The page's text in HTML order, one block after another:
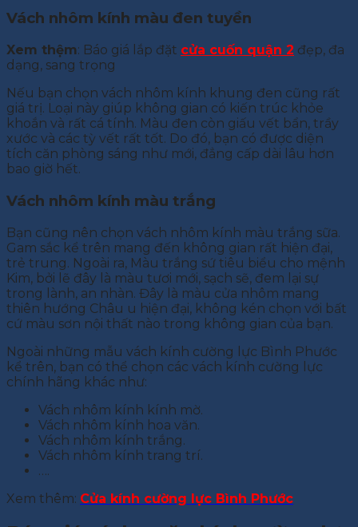
Vách nhôm kính màu đen tuyền
Xem thệm: Báo giá lắp đặt cửa cuốn quận 2 đẹp, đa
dạng, sang trọng
Nếu bạn chọn vách nhôm kính khung đen cũng rất
giá trị. Loại này giúp không gian có kiến trúc khỏe
khoắn và rất cá tính. Màu đen còn giấu vết bẩn, trầy
xước và các tỳ vết rất tốt. Do đó, bạn có được diện
tích căn phòng sáng như mới, đẳng cấp dài lâu hơn
bao giờ hết.
Vách nhôm kính màu trắng
Bạn cũng nên chọn vách nhôm kính màu trắng sữa.
Gam sắc kể trên mang đến không gian rất hiện đại,
trẻ trung. Ngoài ra, Màu trắng sứ tiêu biểu cho mệnh
Kim, bởi lẽ đây là màu tươi mới, sạch sẽ, đem lại sự
trong lành, an nhàn. Đây là màu cửa nhôm mang
thiên hướng Châu u hiện đại, không kén chọn với bất
cứ màu sơn nội thất nào trong không gian của bạn.
Ngoài những mẫu vách kính cường lực Bình Phước
kể trên, bạn có thể chọn các vách kính cường lực
chính hãng khác như:
Vách nhôm kính kính mờ.
Vách nhôm kính hoa văn.
Vách nhôm kính trắng.
Vách nhôm kính trang trí.
….
Xem thêm: Cửa kính cường lực Bình Phước